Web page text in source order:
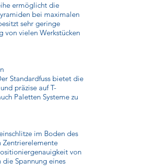
ermöglicht die
bei maximalen
sehr geringe
von vielen Werkstücken
Standardfuss bietet die
präzise auf T-
Paletten Systeme zu
im Boden des
Zentrierelemente
von
Spannung eines